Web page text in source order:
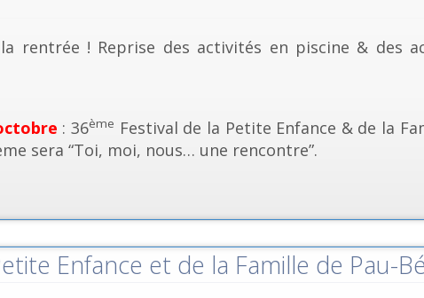
rentrée ! Reprise des activités en piscine & des
: 36ème Festival de la Petite Enfance & de la
sera “Toi, moi, nous… une rencontre”.
Enfance et de la Famille de Pau-